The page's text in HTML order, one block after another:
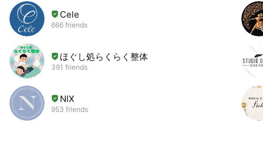
Cele
666 friends
ほぐし処らくらく整体
391 friends
NIX
953 friends